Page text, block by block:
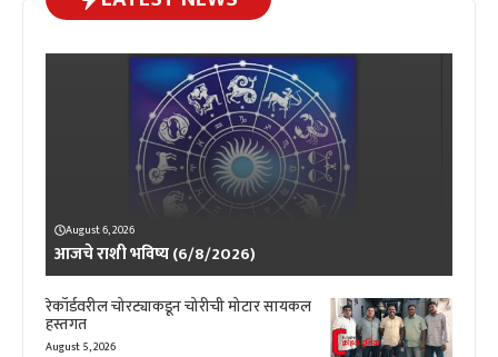
August 6, 2026
आजचे राशी भविष्य (6/8/2026)
रेकॉर्डवरील चोरट्याकडून चोरीची मोटार सायकल
हस्तगत
August 5, 2026